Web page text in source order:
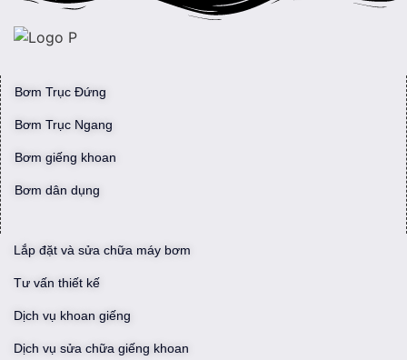
Bơm Trục Đứng
Bơm Trục Ngang
Bơm giếng khoan
Bơm dân dụng
Lắp đặt và sửa chữa máy bơm
Tư vấn thiết kế
Dịch vụ khoan giếng
Dịch vụ sửa chữa giếng khoan